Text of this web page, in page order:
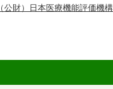
（公財）日本医療機能評価機